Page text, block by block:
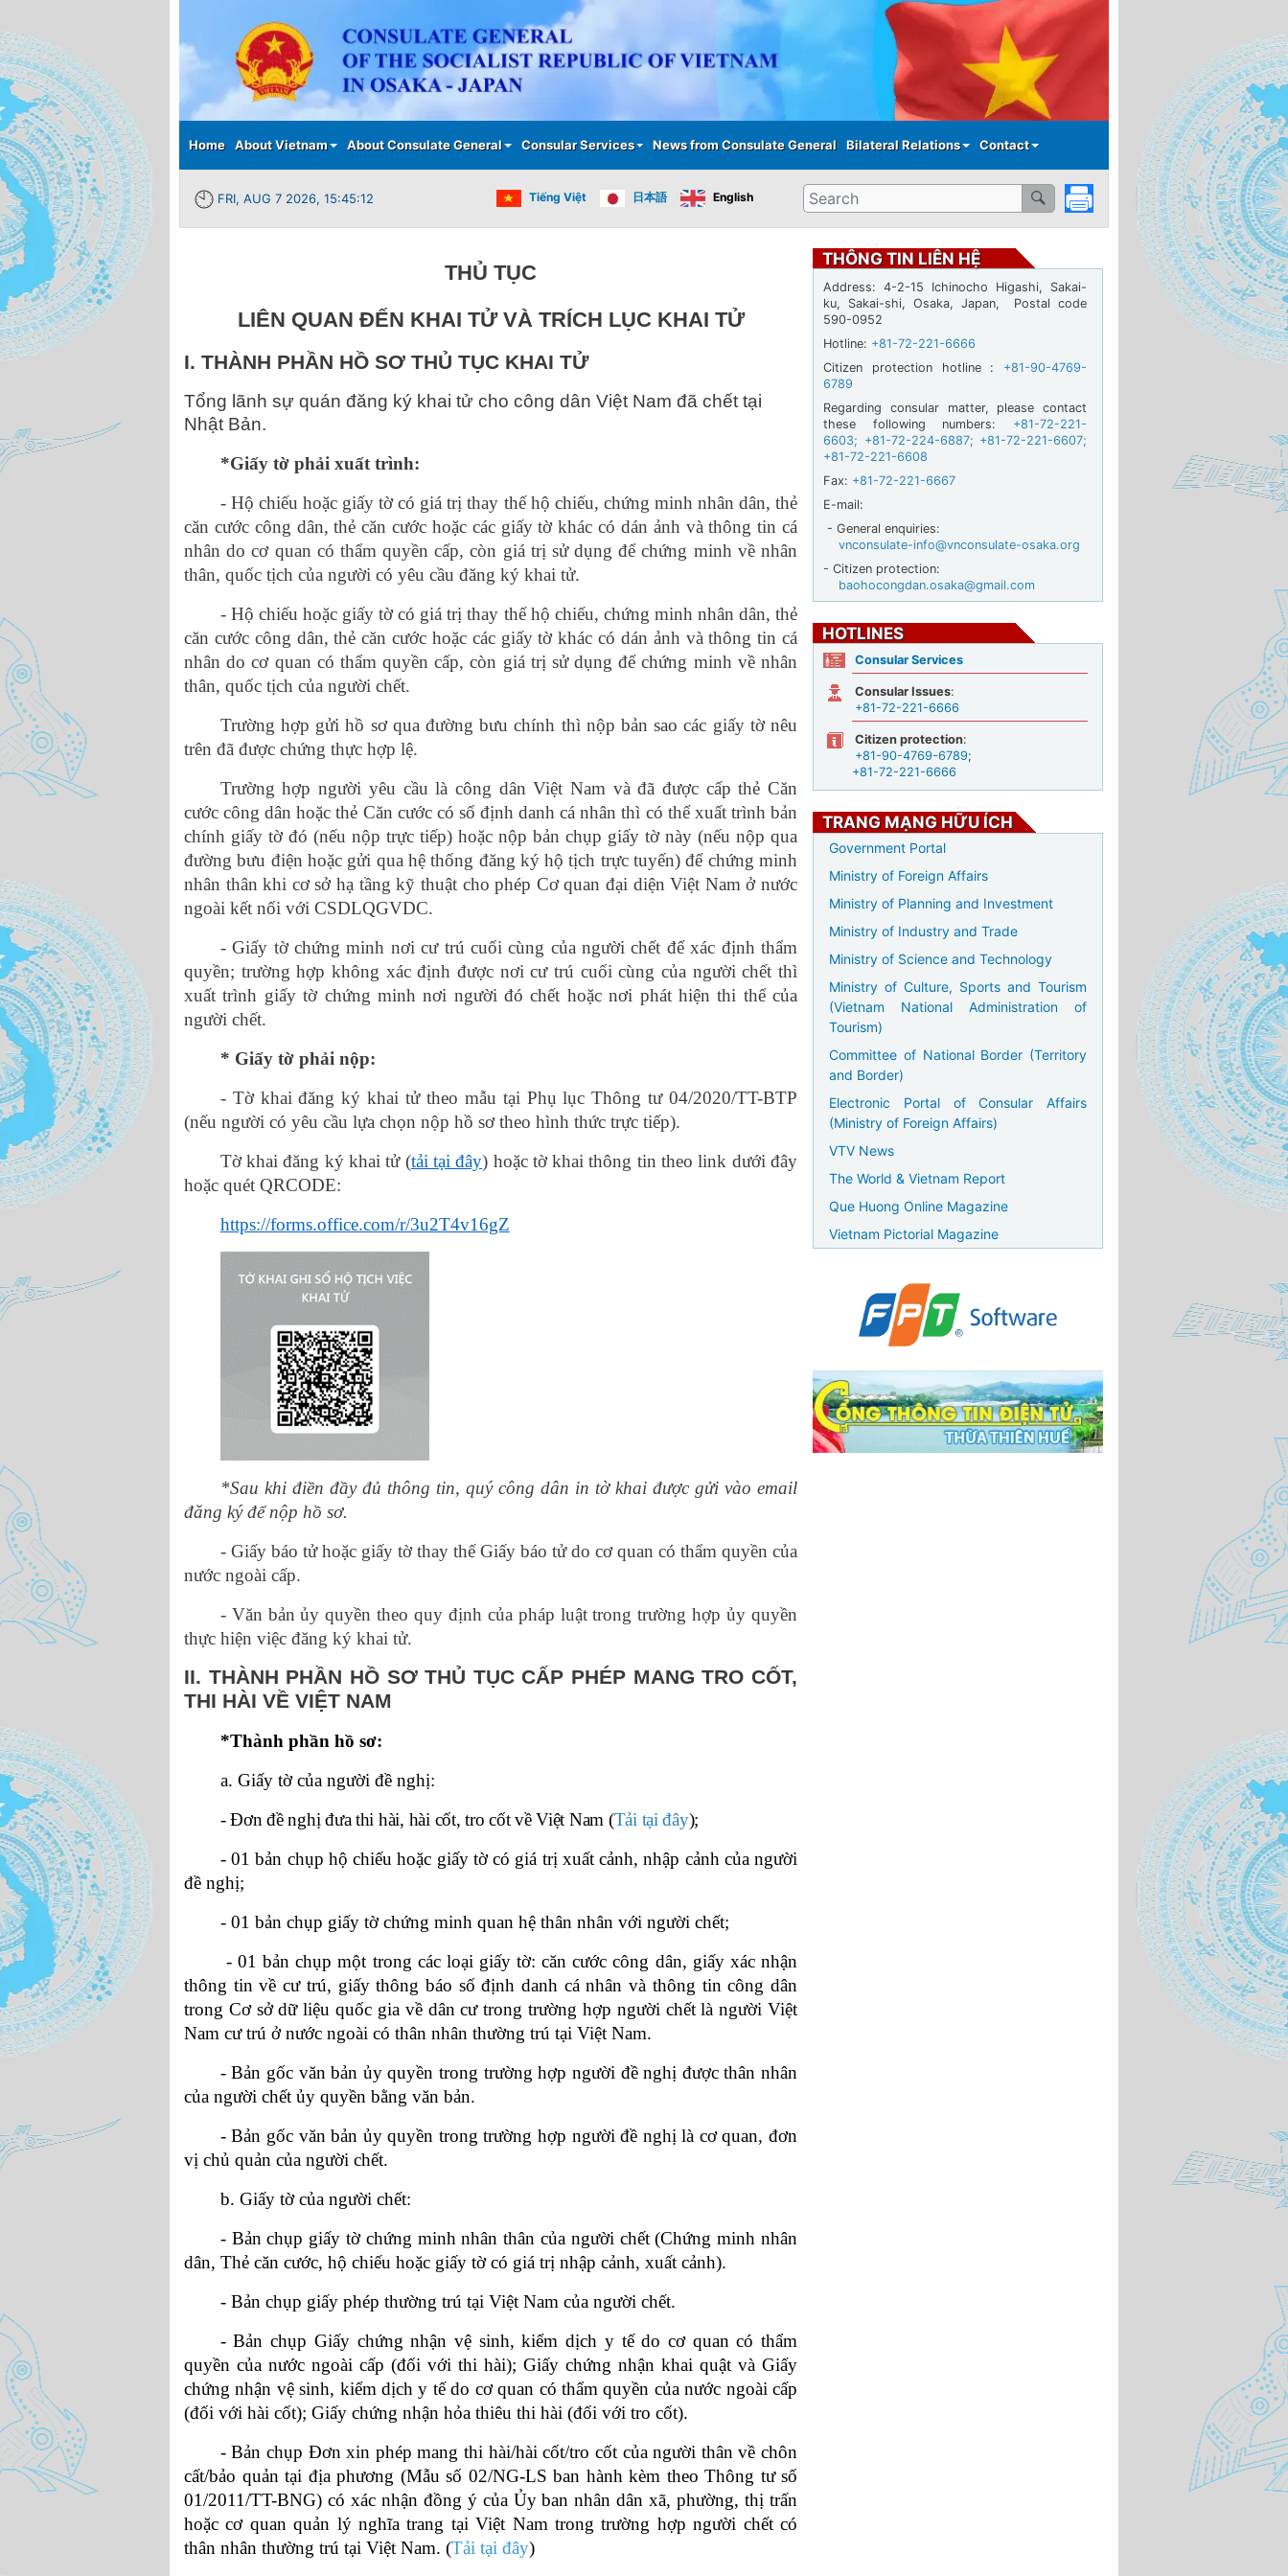
main
content
Main menu
Home About Vietnam About Consulate General Consular Services News from Consulate General Bilateral Relations Contact
FRI, AUG 7 2026, 15:45:13 Tiếng Việt 日本語 English Search
THỦ TỤC
LIÊN QUAN ĐẾN KHAI TỬ VÀ TRÍCH LỤC KHAI TỬ
I. THÀNH PHẦN HỒ SƠ THỦ TỤC KHAI TỬ
Tổng lãnh sự quán đăng ký khai tử cho công dân Việt Nam đã chết tại
Nhật Bản.
*Giấy tờ phải xuất trình:
- Hộ chiếu hoặc giấy tờ có giá trị thay thế hộ chiếu, chứng minh nhân dân, thẻ
căn cước công dân, thẻ căn cước hoặc các giấy tờ khác có dán ảnh và thông tin cá
nhân do cơ quan có thẩm quyền cấp, còn giá trị sử dụng để chứng minh về nhân
thân, quốc tịch của người có yêu cầu đăng ký khai tử.
- Hộ chiếu hoặc giấy tờ có giá trị thay thế hộ chiếu, chứng minh nhân dân, thẻ
căn cước công dân, thẻ căn cước hoặc các giấy tờ khác có dán ảnh và thông tin cá
nhân do cơ quan có thẩm quyền cấp, còn giá trị sử dụng để chứng minh về nhân
thân, quốc tịch của người chết.
Trường hợp gửi hồ sơ qua đường bưu chính thì nộp bản sao các giấy tờ nêu
trên đã được chứng thực hợp lệ.
Trường hợp người yêu cầu là công dân Việt Nam và đã được cấp thẻ Căn
cước công dân hoặc thẻ Căn cước có số định danh cá nhân thì có thể xuất trình bản
chính giấy tờ đó (nếu nộp trực tiếp) hoặc nộp bản chụp giấy tờ này (nếu nộp qua
đường bưu điện hoặc gửi qua hệ thống đăng ký hộ tịch trực tuyến) để chứng minh
nhân thân khi cơ sở hạ tầng kỹ thuật cho phép Cơ quan đại diện Việt Nam ở nước
ngoài kết nối với CSDLQGVDC.
- Giấy tờ chứng minh nơi cư trú cuối cùng của người chết để xác định thẩm
quyền; trường hợp không xác định được nơi cư trú cuối cùng của người chết thì
xuất trình giấy tờ chứng minh nơi người đó chết hoặc nơi phát hiện thi thể của
người chết.
* Giấy tờ phải nộp:
- Tờ khai đăng ký khai tử theo mẫu tại Phụ lục Thông tư 04/2020/TT-BTP
(nếu người có yêu cầu lựa chọn nộp hồ sơ theo hình thức trực tiếp).
Tờ khai đăng ký khai tử (tải tại đây) hoặc tờ khai thông tin theo link dưới đây
hoặc quét QRCODE:
https://forms.office.com/r/3u2T4v16gZ
*Sau khi điền đầy đủ thông tin, quý công dân in tờ khai được gửi vào email
đăng ký để nộp hồ sơ.
- Giấy báo tử hoặc giấy tờ thay thế Giấy báo tử do cơ quan có thẩm quyền của
nước ngoài cấp.
- Văn bản ủy quyền theo quy định của pháp luật trong trường hợp ủy quyền
thực hiện việc đăng ký khai tử.
II. THÀNH PHẦN HỒ SƠ THỦ TỤC CẤP PHÉP MANG TRO CỐT,
THI HÀI VỀ VIỆT NAM
*Thành phần hồ sơ:
a. Giấy tờ của người đề nghị:
- Đơn đề nghị đưa thi hài, hài cốt, tro cốt về Việt Nam (Tải tại đây);
- 01 bản chụp hộ chiếu hoặc giấy tờ có giá trị xuất cảnh, nhập cảnh của người
đề nghị;
- 01 bản chụp giấy tờ chứng minh quan hệ thân nhân với người chết;
- 01 bản chụp một trong các loại giấy tờ: căn cước công dân, giấy xác nhận
thông tin về cư trú, giấy thông báo số định danh cá nhân và thông tin công dân
trong Cơ sở dữ liệu quốc gia về dân cư trong trường hợp người chết là người Việt
Nam cư trú ở nước ngoài có thân nhân thường trú tại Việt Nam.
- Bản gốc văn bản ủy quyền trong trường hợp người đề nghị được thân nhân
của người chết ủy quyền bằng văn bản.
- Bản gốc văn bản ủy quyền trong trường hợp người đề nghị là cơ quan, đơn
vị chủ quản của người chết.
b. Giấy tờ của người chết:
- Bản chụp giấy tờ chứng minh nhân thân của người chết (Chứng minh nhân
dân, Thẻ căn cước, hộ chiếu hoặc giấy tờ có giá trị nhập cảnh, xuất cảnh).
- Bản chụp giấy phép thường trú tại Việt Nam của người chết.
- Bản chụp Giấy chứng nhận vệ sinh, kiểm dịch y tế do cơ quan có thẩm
quyền của nước ngoài cấp (đối với thi hài); Giấy chứng nhận khai quật và Giấy
chứng nhận vệ sinh, kiểm dịch y tế do cơ quan có thẩm quyền của nước ngoài cấp
(đối với hài cốt); Giấy chứng nhận hỏa thiêu thi hài (đối với tro cốt).
- Bản chụp Đơn xin phép mang thi hài/hài cốt/tro cốt của người thân về chôn
cất/bảo quản tại địa phương (Mẫu số 02/NG-LS ban hành kèm theo Thông tư số
01/2011/TT-BNG) có xác nhận đồng ý của Ủy ban nhân dân xã, phường, thị trấn
hoặc cơ quan quản lý nghĩa trang tại Việt Nam trong trường hợp người chết có
thân nhân thường trú tại Việt Nam. (Tải tại đây)
THÔNG TIN LIÊN HỆ
Address: 4-2-15 Ichinocho Higashi, Sakai-
ku, Sakai-shi, Osaka, Japan, Postal code
590-0952
Hotline: +81-72-221-6666
Citizen protection hotline : +81-90-4769-
6789
Regarding consular matter, please contact
these following numbers: +81-72-221-
6603; +81-72-224-6887; +81-72-221-6607;
+81-72-221-6608
Fax: +81-72-221-6667
E-mail:
- General enquiries:
vnconsulate-info@vnconsulate-osaka.org
- Citizen protection:
baohocongdan.osaka@gmail.com
HOTLINES
Consular Services
Consular Issues:
+81-72-221-6666
Citizen protection:
+81-90-4769-6789;
+81-72-221-6666
TRANG MẠNG HỮU ÍCH
Government Portal
Ministry of Foreign Affairs
Ministry of Planning and Investment
Ministry of Industry and Trade
Ministry of Science and Technology
Ministry of Culture, Sports and Tourism
(Vietnam National Administration of
Tourism)
Committee of National Border (Territory
and Border)
Electronic Portal of Consular Affairs
(Ministry of Foreign Affairs)
VTV News
The World & Vietnam Report
Que Huong Online Magazine
Vietnam Pictorial Magazine